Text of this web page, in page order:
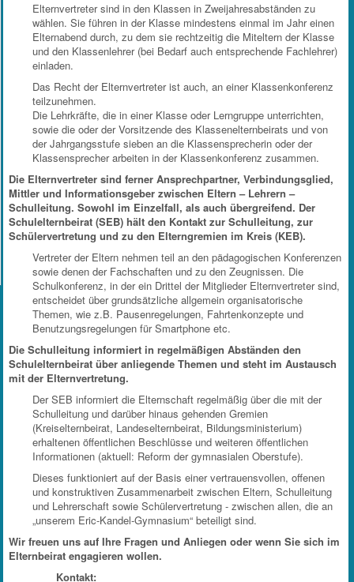
Elternvertreter sind in den Klassen in Zweijahresabständen zu
wählen. Sie führen in der Klasse mindestens einmal im Jahr einen
Elternabend durch, zu dem sie rechtzeitig die Miteltern der Klasse
und den Klassenlehrer (bei Bedarf auch entsprechende Fachlehrer)
einladen.
Das Recht der Elternvertreter ist auch, an einer Klassenkonferenz
teilzunehmen.
Die Lehrkräfte, die in einer Klasse oder Lerngruppe unterrichten,
sowie die oder der Vorsitzende des Klassenelternbeirats und von
der Jahrgangsstufe sieben an die Klassensprecherin oder der
Klassensprecher arbeiten in der Klassenkonferenz zusammen.
Die Elternvertreter sind ferner Ansprechpartner, Verbindungsglied,
Mittler und Informationsgeber zwischen Eltern – Lehrern –
Schulleitung. Sowohl im Einzelfall, als auch übergreifend. Der
Schulelternbeirat (SEB) hält den Kontakt zur Schulleitung, zur
Schülervertretung und zu den Elterngremien im Kreis (KEB).
Vertreter der Eltern nehmen teil an den pädagogischen Konferenzen
sowie denen der Fachschaften und zu den Zeugnissen. Die
Schulkonferenz, in der ein Drittel der Mitglieder Elternvertreter sind,
entscheidet über grundsätzliche allgemein organisatorische
Themen, wie z.B. Pausenregelungen, Fahrtenkonzepte und
Benutzungsregelungen für Smartphone etc.
Die Schulleitung informiert in regelmäßigen Abständen den
Schulelternbeirat über anliegende Themen und steht im Austausch
mit der Elternvertretung.
Der SEB informiert die Elternschaft regelmäßig über die mit der
Schulleitung und darüber hinaus gehenden Gremien
(Kreiselternbeirat, Landeselternbeirat, Bildungsministerium)
erhaltenen öffentlichen Beschlüsse und weiteren öffentlichen
Informationen (aktuell: Reform der gymnasialen Oberstufe).
Dieses funktioniert auf der Basis einer vertrauensvollen, offenen
und konstruktiven Zusammenarbeit zwischen Eltern, Schulleitung
und Lehrerschaft sowie Schülervertretung - zwischen allen, die an
„unserem Eric-Kandel-Gymnasium“ beteiligt sind.
Wir freuen uns auf Ihre Fragen und Anliegen oder wenn Sie sich im
Elternbeirat engagieren wollen.
Kontakt: